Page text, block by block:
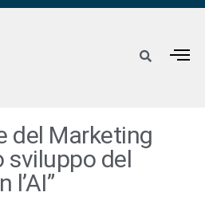
del Marketing
sviluppo del
l’AI”